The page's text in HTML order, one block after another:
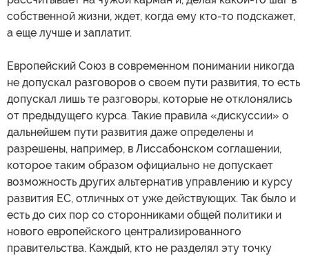
собственной жизни, ждет, когда ему кто-то подскажет,
а еще лучше и заплатит.
Европейский Союз в современном понимании никогда
не допускал разговоров о своем пути развития, то есть
допускал лишь те разговоры, которые не отклонялись
от предыдущего курса. Такие правила «дискуссии» о
дальнейшем пути развития даже определены и
разрешены, например, в Лиссабонском соглашении,
которое таким образом официально не допускает
возможность других альтернатив управлению и курсу
развития ЕС, отличных от уже действующих. Так было и
есть до сих пор со сторонниками общей политики и
нового европейского централизированного
правительства. Каждый, кто не разделял эту точку